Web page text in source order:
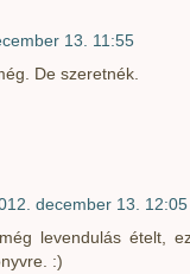
13. 11:55
De szeretnék.
december 13. 12:05
levendulás ételt,
:)